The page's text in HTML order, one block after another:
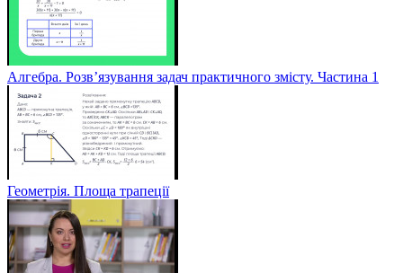
Алгебра. Розв’язування задач практичного змісту. Частина 1
Геометрія. Площа трапеції